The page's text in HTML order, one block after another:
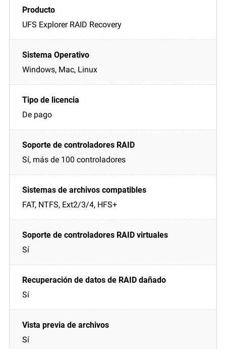
UFS Explorer RAID Recovery
Windows, Mac, Linux
De pago
Sí, más de 100 controladores
FAT, NTFS, Ext2/3/4, HFS+
Sí
Sí
Sí